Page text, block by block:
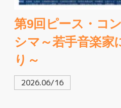
第9回ピース・コ
シマ～若手音楽家
り～
2026.06/16